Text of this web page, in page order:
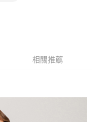
相關推薦